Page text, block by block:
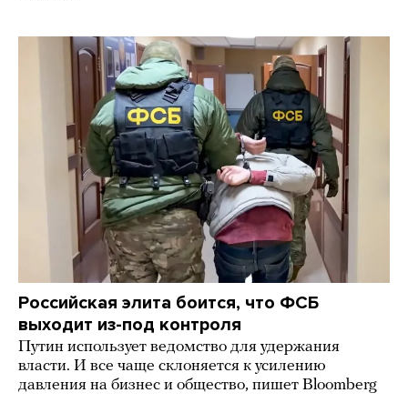
Российская элита боится, что ФСБ
выходит из-под контроля
Путин использует ведомство для удержания
власти. И все чаще склоняется к усилению
давления на бизнес и общество, пишет Bloomberg